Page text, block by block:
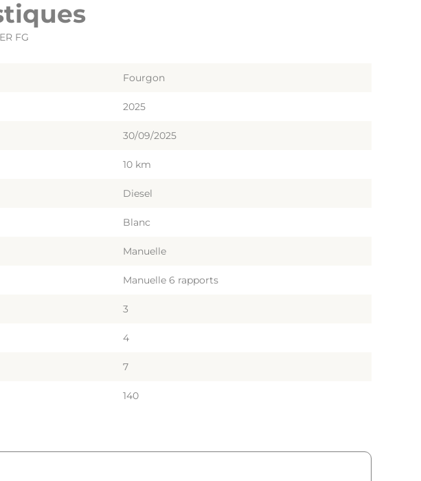
FG
Fourgon
2025
30/09/2025
10 km
Diesel
Blanc
Manuelle
Manuelle 6 rapports
3
4
7
140